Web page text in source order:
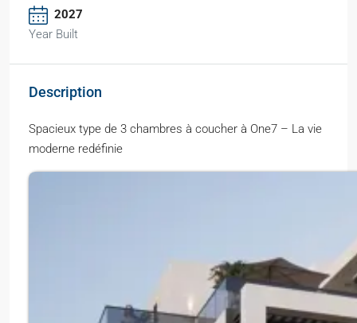
2027
Year Built
Description
Spacieux type de 3 chambres à coucher à One7 – La vie
moderne redéfinie